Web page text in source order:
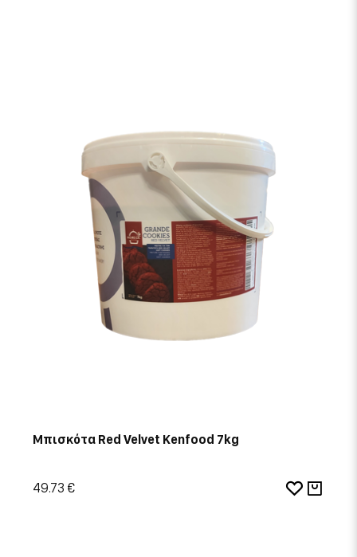
Μπισκότα Red Velvet Kenfood 7kg
49.73 €